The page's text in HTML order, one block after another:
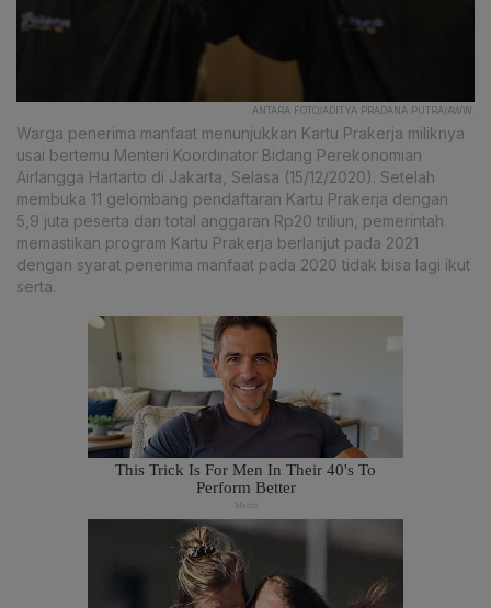
ANTARA FOTO/ADITYA PRADANA PUTRA/AWW.
Warga penerima manfaat menunjukkan Kartu Prakerja miliknya
usai bertemu Menteri Koordinator Bidang Perekonomian
Airlangga Hartarto di Jakarta, Selasa (15/12/2020). Setelah
membuka 11 gelombang pendaftaran Kartu Prakerja dengan
5,9 juta peserta dan total anggaran Rp20 triliun, pemerintah
memastikan program Kartu Prakerja berlanjut pada 2021
dengan syarat penerima manfaat pada 2020 tidak bisa lagi ikut
serta.